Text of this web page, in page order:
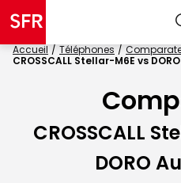
Accueil Téléphones
CROSSCALL Stellar-M6E vs
CROSSCALL
DORO